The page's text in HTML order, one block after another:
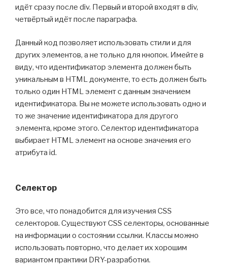
идёт сразу после div. Первый и второй входят в div,
четвёртый идёт после параграфа.
Данный код позволяет использовать стили и для
других элементов, а не только для кнопок. Имейте в
виду, что идентификатор элемента должен быть
уникальным в HTML документе, то есть должен быть
только один HTML элемент с данным значением
идентификатора. Вы не можете использовать одно и
то же значение идентификатора для другого
элемента, кроме этого. Селектор идентификатора
выбирает HTML элемент на основе значения его
атрибута id.
Селектор
Это все, что понадобится для изучения CSS
селекторов. Существуют CSS селекторы, основанные
на информации о состоянии ссылки. Классы можно
использовать повторно, что делает их хорошим
вариантом практики DRY-разработки.